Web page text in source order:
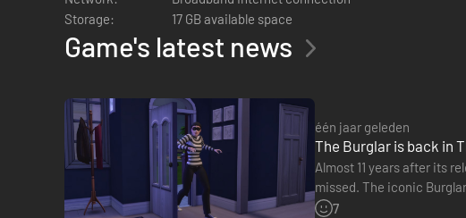
Storage:
17 GB available space
Game's latest news
één jaar geleden
The Burglar is back in
Almost 11 years after its
missed. The iconic
into our Sims'…
7